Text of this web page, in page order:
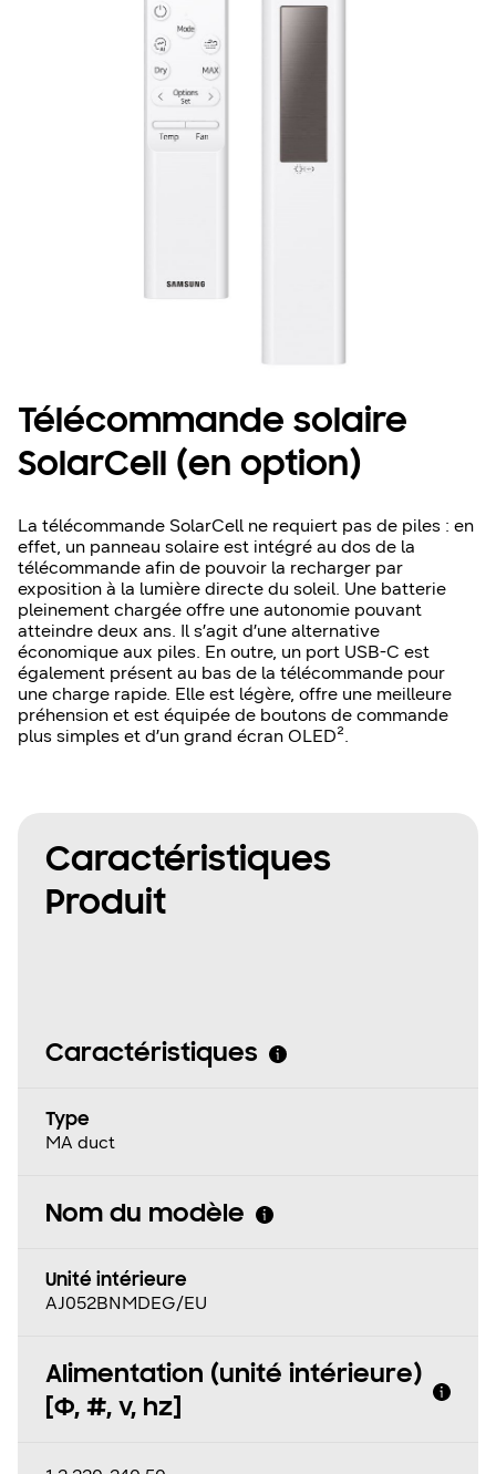
Télécommande solaire
SolarCell (en option)
La télécommande SolarCell ne requiert pas de piles : en
effet, un panneau solaire est intégré au dos de la
télécommande afin de pouvoir la recharger par
exposition à la lumière directe du soleil. Une batterie
pleinement chargée offre une autonomie pouvant
atteindre deux ans. Il s’agit d’une alternative
économique aux piles. En outre, un port USB-C est
également présent au bas de la télécommande pour
une charge rapide. Elle est légère, offre une meilleure
préhension et est équipée de boutons de commande
plus simples et d’un grand écran OLED².
Caractéristiques
Produit
Caractéristiques
Type
MA duct
Nom du modèle
Unité intérieure
AJ052BNMDEG/EU
Alimentation (unité intérieure)
[Φ, #, v, hz]